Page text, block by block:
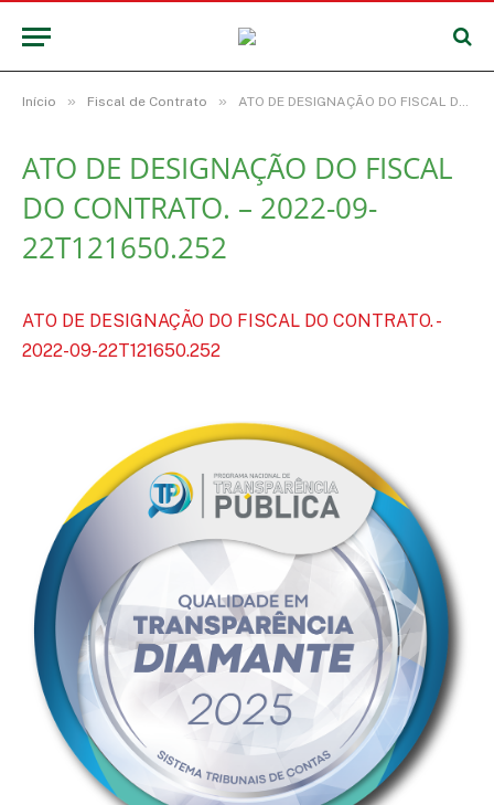
Início » Fiscal de Contrato » ATO DE DESIGNAÇÃO DO FISCAL DO CONTRATO. – 2022-09-22T121650.252
ATO DE DESIGNAÇÃO DO FISCAL
DO CONTRATO. – 2022-09-
22T121650.252
ATO DE DESIGNAÇÃO DO FISCAL DO CONTRATO. -
2022-09-22T121650.252